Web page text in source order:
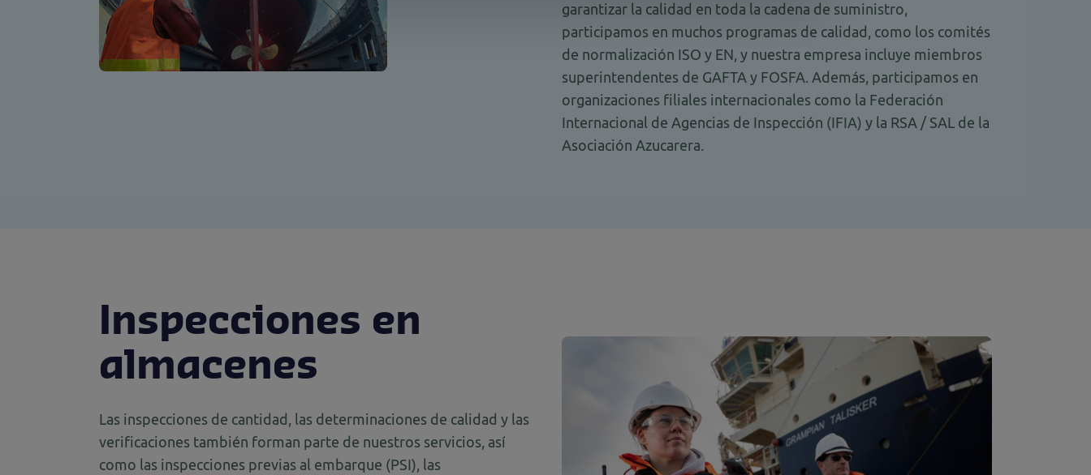
garantizar la calidad en toda la cadena de suministro,
participamos en muchos programas de calidad, como los comités
de normalización ISO y EN, y nuestra empresa incluye miembros
superintendentes de GAFTA y FOSFA. Además, participamos en
organizaciones filiales internacionales como la Federación
Internacional de Agencias de Inspección (IFIA) y la RSA / SAL de la
Asociación Azucarera.
Inspecciones en
almacenes
Las inspecciones de cantidad, las determinaciones de calidad y las
verificaciones también forman parte de nuestros servicios, así
como las inspecciones previas al embarque (PSI), las